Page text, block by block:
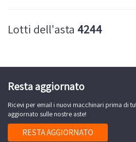
Lotti dell'asta 4244
Resta aggiornato
Ricevi per email i nuovi macchinari prima di
aggiornato sulle nostre aste!
RESTA AGGIORNATO